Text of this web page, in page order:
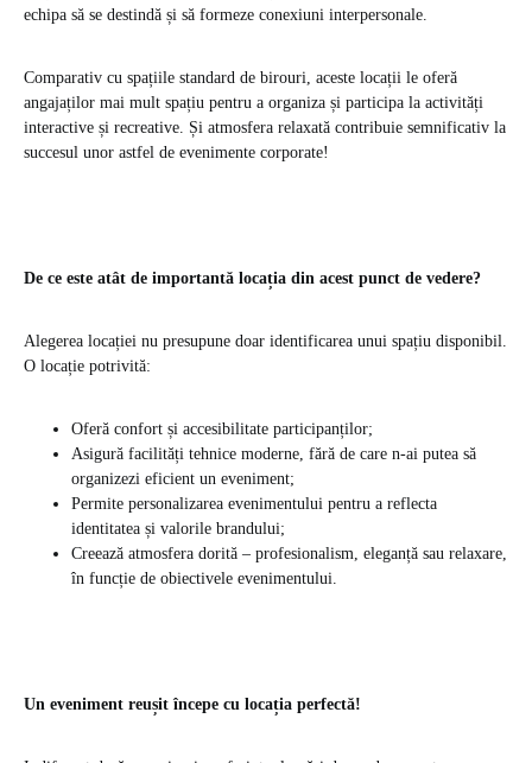
echipa să se destindă și să formeze conexiuni interpersonale.
Comparativ cu spațiile standard de birouri, aceste locații le oferă
angajaților mai mult spațiu pentru a organiza și participa la activități
interactive și recreative. Și atmosfera relaxată contribuie semnificativ la
succesul unor astfel de evenimente corporate!
De ce este atât de importantă locația din acest punct de vedere?
Alegerea locației nu presupune doar identificarea unui spațiu disponibil.
O locație potrivită:
Oferă confort și accesibilitate participanților;
Asigură facilități tehnice moderne, fără de care n-ai putea să
organizezi eficient un eveniment;
Permite personalizarea evenimentului pentru a reflecta
identitatea și valorile brandului;
Creează atmosfera dorită – profesionalism, eleganță sau relaxare,
în funcție de obiectivele evenimentului.
Un eveniment reușit începe cu locația perfectă!